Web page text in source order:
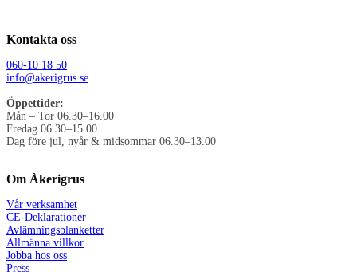
Kontakta oss
060-10 18 50
info@akerigrus.se
Öppettider:
Mån – Tor 06.30–16.00
Fredag 06.30–15.00
Dag före jul, nyår & midsommar 06.30–13.00
Om Åkerigrus
Vår verksamhet
CE-Deklarationer
Avlämningsblanketter
Allmänna villkor
Jobba hos oss
Press